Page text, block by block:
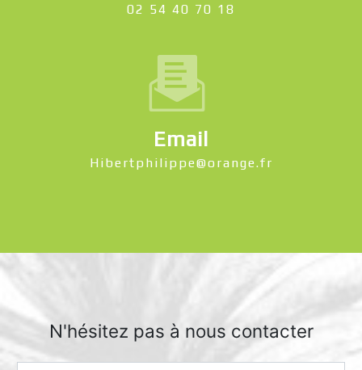
02 54 40 70 18
Email
hibertphilippe@orange.fr
N'hésitez pas à nous contacter